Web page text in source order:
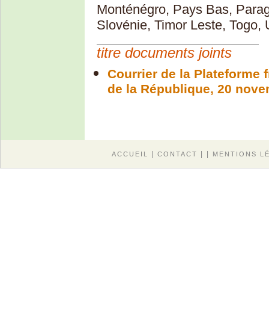
Monténégro, Pays Bas,
Slovénie, Timor Leste, Togo,
titre documents joints
Courrier de la Plateforme
de la République, 20
ACCUEIL | CONTACT | | MENTIONS